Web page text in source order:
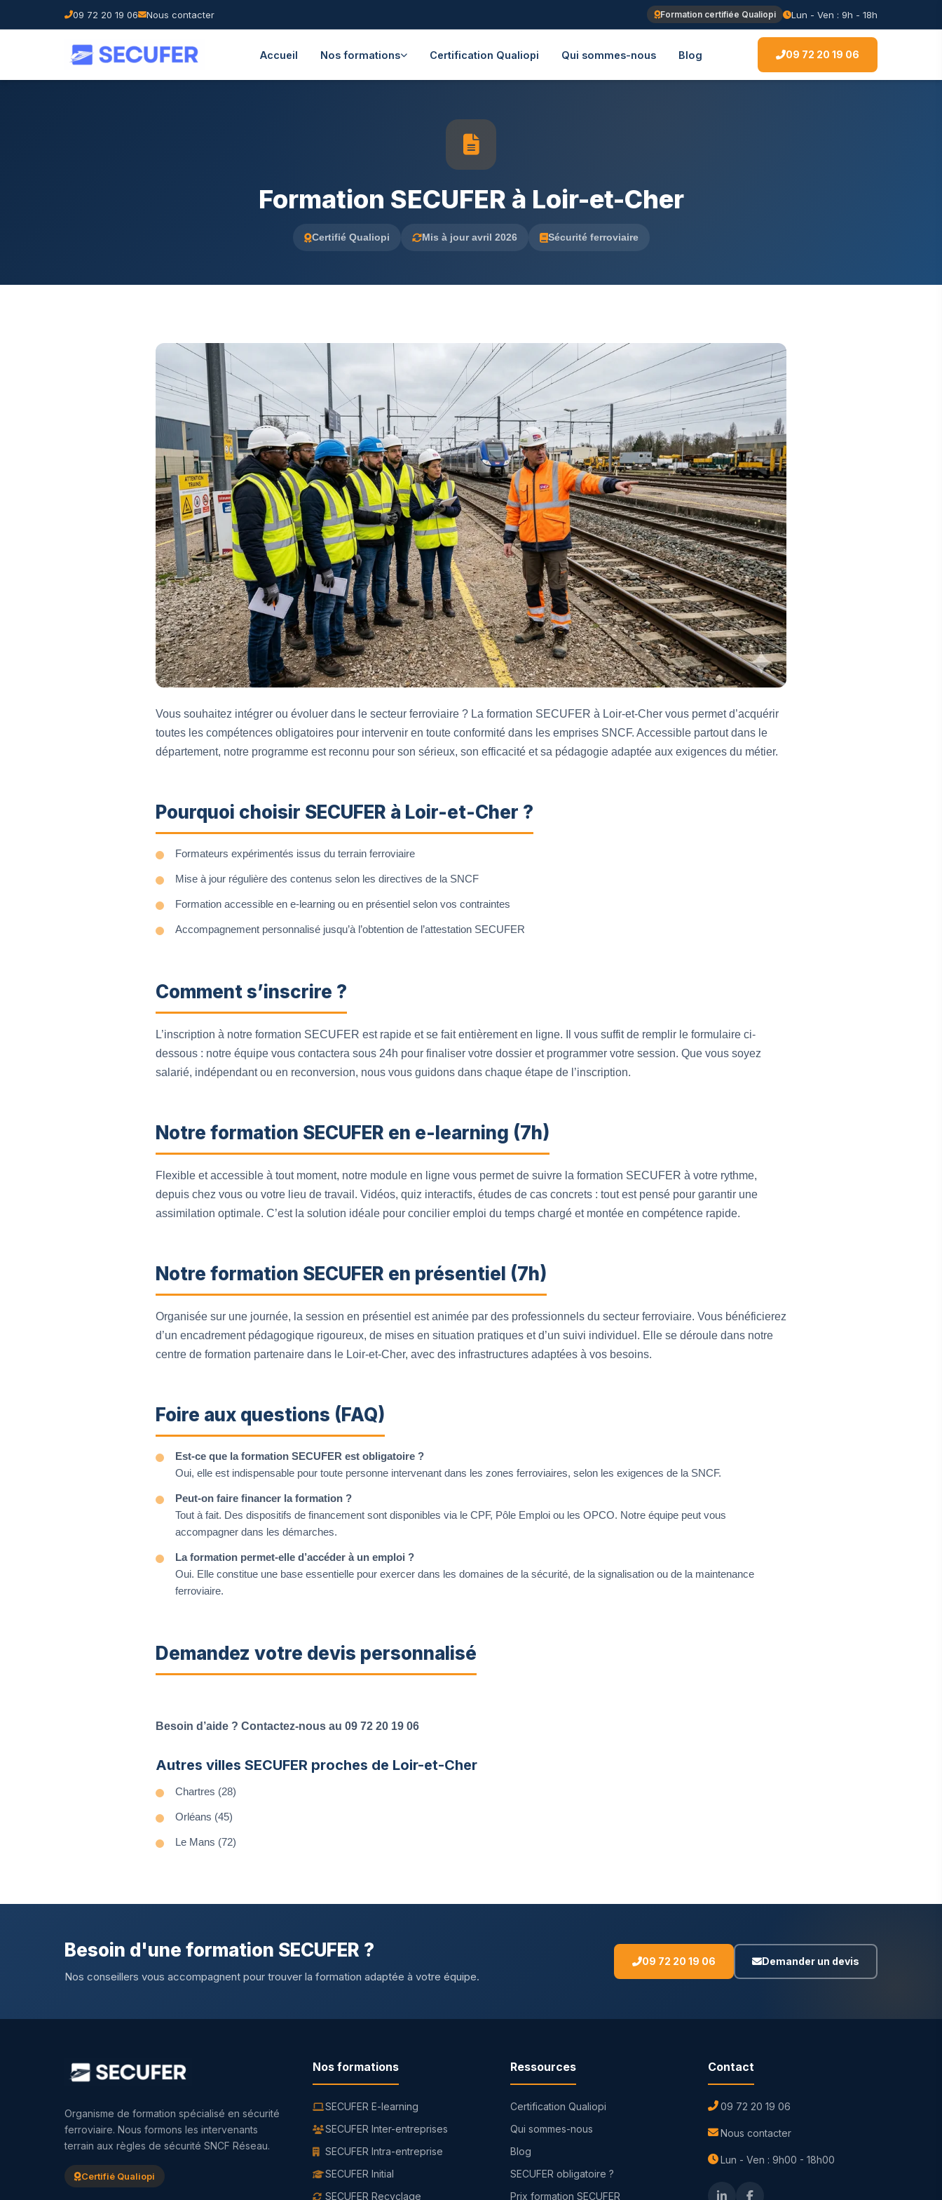
09 72 20 19 06 Nous contacter Formation certifiée Qualiopi Lun - Ven : 9h - 18h
Accueil Nos formations Certification Qualiopi Qui sommes-nous Blog 09 72 20 19 06
Formation SECUFER à Loir-et-Cher
Certifié Qualiopi Mis à jour avril 2026 Sécurité ferroviaire
Vous souhaitez intégrer ou évoluer dans le secteur ferroviaire ? La formation SECUFER à Loir-et-Cher vous permet d’acquérir
toutes les compétences obligatoires pour intervenir en toute conformité dans les emprises SNCF. Accessible partout dans le
département, notre programme est reconnu pour son sérieux, son efficacité et sa pédagogie adaptée aux exigences du métier.
Pourquoi choisir SECUFER à Loir-et-Cher ?
Formateurs expérimentés issus du terrain ferroviaire
Mise à jour régulière des contenus selon les directives de la SNCF
Formation accessible en e-learning ou en présentiel selon vos contraintes
Accompagnement personnalisé jusqu’à l’obtention de l’attestation SECUFER
Comment s’inscrire ?
L’inscription à notre formation SECUFER est rapide et se fait entièrement en ligne. Il vous suffit de remplir le formulaire ci-
dessous : notre équipe vous contactera sous 24h pour finaliser votre dossier et programmer votre session. Que vous soyez
salarié, indépendant ou en reconversion, nous vous guidons dans chaque étape de l’inscription.
Notre formation SECUFER en e-learning (7h)
Flexible et accessible à tout moment, notre module en ligne vous permet de suivre la formation SECUFER à votre rythme,
depuis chez vous ou votre lieu de travail. Vidéos, quiz interactifs, études de cas concrets : tout est pensé pour garantir une
assimilation optimale. C’est la solution idéale pour concilier emploi du temps chargé et montée en compétence rapide.
Notre formation SECUFER en présentiel (7h)
Organisée sur une journée, la session en présentiel est animée par des professionnels du secteur ferroviaire. Vous bénéficierez
d’un encadrement pédagogique rigoureux, de mises en situation pratiques et d’un suivi individuel. Elle se déroule dans notre
centre de formation partenaire dans le Loir-et-Cher, avec des infrastructures adaptées à vos besoins.
Foire aux questions (FAQ)
Est-ce que la formation SECUFER est obligatoire ?
Oui, elle est indispensable pour toute personne intervenant dans les zones ferroviaires, selon les exigences de la SNCF.
Peut-on faire financer la formation ?
Tout à fait. Des dispositifs de financement sont disponibles via le CPF, Pôle Emploi ou les OPCO. Notre équipe peut vous
accompagner dans les démarches.
La formation permet-elle d’accéder à un emploi ?
Oui. Elle constitue une base essentielle pour exercer dans les domaines de la sécurité, de la signalisation ou de la maintenance
ferroviaire.
Demandez votre devis personnalisé
Besoin d’aide ? Contactez-nous au 09 72 20 19 06
Autres villes SECUFER proches de Loir-et-Cher
Chartres (28)
Orléans (45)
Le Mans (72)
Besoin d'une formation SECUFER ?
Nos conseillers vous accompagnent pour trouver la formation adaptée à votre équipe.
09 72 20 19 06 Demander un devis
Organisme de formation spécialisé en sécurité
ferroviaire. Nous formons les intervenants
terrain aux règles de sécurité SNCF Réseau.
Certifié Qualiopi
Nos formations
SECUFER E-learning
SECUFER Inter-entreprises
SECUFER Intra-entreprise
SECUFER Initial
SECUFER Recyclage
Ressources
Certification Qualiopi
Qui sommes-nous
Blog
SECUFER obligatoire ?
Prix formation SECUFER
Contact
09 72 20 19 06
Nous contacter
Lun - Ven : 9h00 - 18h00